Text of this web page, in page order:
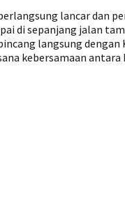
lancar dan
di sepanjang jalan
langsung dengan
kebersamaan antara